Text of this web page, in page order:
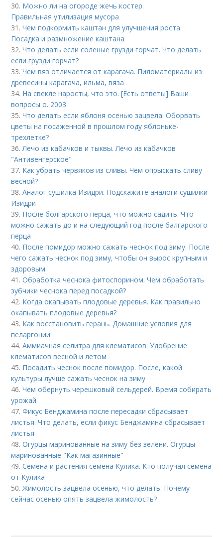
30. Можно ли на огороде жечь костер.
Правильная утилизация мусора
31.Чем подкормить каштан для улучшения роста.
Посадка и размножение каштана
32.Что делать если соленые грузди горчат. Что делать
если грузди горчат?
33.Чем вяз отличается от карагача. Пиломатериалы из
древесины карагача, ильма, вяза
34. На свекле наросты, что это. [Есть ответы] Ваши
вопросы о. 2003
35.Что делать если яблоня осенью зацвела. Оборвать
цветы на посаженной в прошлом году яблоньке-
трехлетке?
36. Лечо из кабачков и тыквы. Лечо из кабачков
"Антивенгерское"
37. Как убрать червяков из сливы. Чем опрыскать сливу
весной?
38.Аналог сушилка Изидри. Подскажите аналоги сушилки
Изидри
39. После болгарского перца, что можно садить. Что
можно сажать до и на следующий год после балгарского
перца
40. После помидор можно сажать чеснок под зиму. После
чего сажать чеснок под зиму, чтобы он вырос крупным и
здоровым
41.Обработка чеснока фитоспорином. Чем обработать
зубчики чеснока перед посадкой?
42. Когда окапывать плодовые деревья. Как правильно
окапывать плодовые деревья?
43. Как восстановить герань. Домашние условия для
пеларгонии
44.Аммиачная селитра для клематисов. Удобрение
клематисов весной и летом
45. Посадить чеснок после помидор. После, какой
культуры лучше сажать чеснок на зиму
46.Чем обернуть черешковый сельдерей. Время собирать
урожай
47.Фикус Бенджамина после пересадки сбрасывает
листья. Что делать, если фикус Бенджамина сбрасывает
листья
48.Огурцы маринованные на зиму без зелени. Огурцы
маринованные "Как магазинные"
49.Семена и растения семена Кулика. Кто получал семена
от Кулика
50.Жимолость зацвела осенью, что делать. Почему
сейчас осенью опять зацвела жимолость?